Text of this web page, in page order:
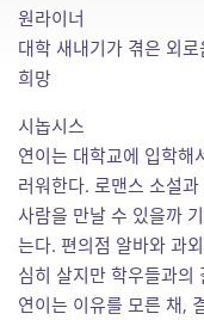
원라이너
대학 새내기가 겪은 외
희망
시놉시스
연이는 대학교에 입학해
러워한다. 로맨스 소설
사람을 만날 수 있을까
는다. 편의점 알바와 과
심히 살지만 학우들과의
연이는 이유를 모른 채,